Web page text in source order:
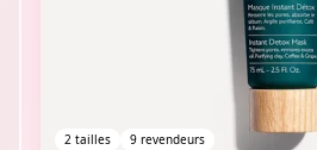
2tailles 9revendeurs